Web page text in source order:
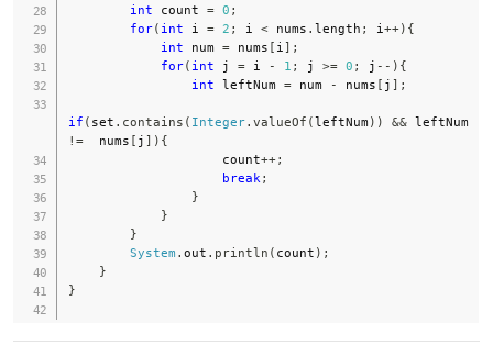
int count = 0 ;
for( int i = 2 ; i < nums . length ; i ++) {
int num = nums [ i ] ;
for( int j = i - 1 ; j >= 0 ; j -- ) {
int leftNum = num - nums [ j ] ;
if ( set . contains ( Integer. valueOf (leftNum ) ) &&
!=
  nums
[ j ] ) {
                    count
++;
break ;
}
}
}
System . out . println ( count ) ;
}
}